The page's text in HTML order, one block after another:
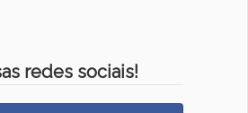
redes sociais!